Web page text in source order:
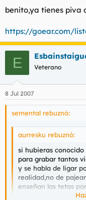
benito,ya tienes piva
https://goear.com/
E Veterano
8 Jul 2007
semental rebuznó:
aurresku rebuznó:
si hubieras
para grabar tantos
y se habla de ligar
realidad,no de
enseñan las tetas
que oye,me parece